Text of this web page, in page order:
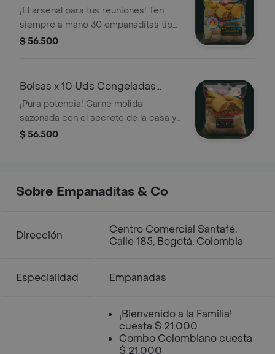
Coctel
¡El arsenal para tus reuniones! Ten
siempre a mano 30 empanaditas tipo
coctel para quedar como el mejor
aceite.
$ 56.500
Bolsas x 10 Uds Congeladas
Carne
¡Pura potencia! Carne molida
sazonada con el secreto de la casa y
esa masa de maíz peto que suena
lonchera de los niños, ese antojo de
media noche ó esa visita inesperada.
$ 56.500
Sobre Empanaditas & Co
Dirección
Centro Comercial Santafé,
Calle 185, Bogotá, Colombia
Especialidad Empanadas
¡Bienvenido a la Familia!
cuesta $ 21.000
Combo Colombiano cuesta
$ 21.000